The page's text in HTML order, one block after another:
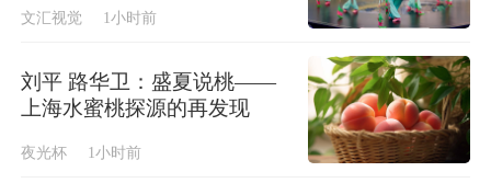
文汇视觉 1小时前
刘平 路华卫：盛夏说桃——
上海水蜜桃探源的再发现
夜光杯 1小时前